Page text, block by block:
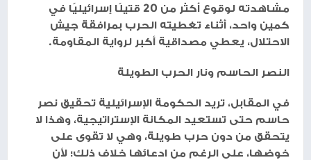
مشاهدته لوقوع أكثر من 20 قتيلًا إسرائيليًا في
كمين واحد، أثناء تغطيته الحرب بمرافقة جيش
الاحتلال، يعطي مصداقية أكبر لرواية المقاومة.
النصر الحاسم ونار الحرب الطويلة
في المقابل، تريد الحكومة الإسرائيلية تحقيق نصر
حاسم حتى تستعيد المكانة الإستراتيجية، وهذا لا
يتحقق من دون حرب طويلة، وهي لا تقوى على
خوضها، على الرغم من ادعائها خلاف ذلك؛ لأن